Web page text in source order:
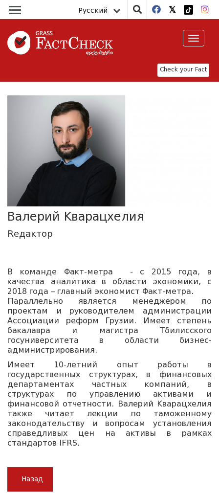
Русский
Check your Fact
Toggle
Валерий Кварацхелия
Rедактор
В команде Факт-метра - с 2015 года, в
качества аналитика в области экономики, с
2018 года – главный экономист Факт-метра.
Параллельно является менеджером по
проектам и руководителем администрации
Ассоциации реформ Грузии. Имеет степень
бакалавра и магистра Тбилисского
госуниверситета в области бизнес-
администрирования.
Имеет 10-летний опыт работы в
государственных структурах, в финансовых
департаментах частных компаний, в
структурах по управлению активами и
финансовой отчетности. Валерий Кварацхелия
также читает лекции по таможенному
законодательству и вопросам установления
справедливых цен на активы в рамках
стандартов IFRS.
Назад